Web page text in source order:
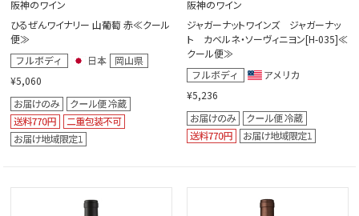
阪神のワイン
ひるぜんワイナリー 山葡萄 赤≪クール
便≫
¥5,060
阪神のワイン
ジャガーナットワインズ ジャガーナッ
ト カベルネ・ソーヴィニヨン[H-035]≪
クール便≫
¥5,236